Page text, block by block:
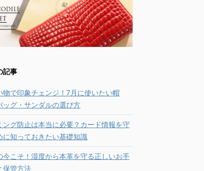
記事
物で印象チェンジ！7月に使いたい帽
ッグ・サンダルの選び方
ング防止は本当に必要？カード情報を守
に知っておきたい基礎知識
今こそ！湿度から本革を守る正しいお手
保管方法